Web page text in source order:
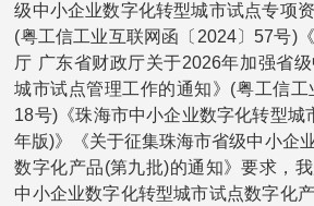
级中小企业数字化转型城市试点专项
(粤工信工业互联网函〔2024〕57号)
厅 广东省财政厅关于2026年加强省
城市试点管理工作的通知》(粤工信工
18号)《珠海市中小企业数字化转型城
年版)》《关于征集珠海市省级中小企
数字化产品(第九批)的通知》要求，
中小企业数字化转型城市试点数字化